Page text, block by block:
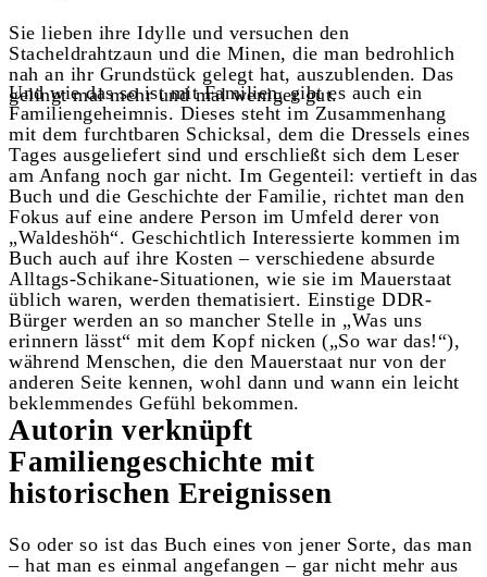
Sie lieben ihre Idylle und versuchen den
Stacheldrahtzaun und die Minen, die man bedrohlich
nah an ihr Grundstück gelegt hat, auszublenden. Das
gelingt mal mehr und mal weniger gut.
Und wie das so ist mit Familien, gibt es auch ein
Familiengeheimnis. Dieses steht im Zusammenhang
mit dem furchtbaren Schicksal, dem die Dressels eines
Tages ausgeliefert sind und erschließt sich dem Leser
am Anfang noch gar nicht. Im Gegenteil: vertieft in das
Buch und die Geschichte der Familie, richtet man den
Fokus auf eine andere Person im Umfeld derer von
„Waldeshöh“. Geschichtlich Interessierte kommen im
Buch auch auf ihre Kosten – verschiedene absurde
Alltags-Schikane-Situationen, wie sie im Mauerstaat
üblich waren, werden thematisiert. Einstige DDR-
Bürger werden an so mancher Stelle in „Was uns
erinnern lässt“ mit dem Kopf nicken („So war das!“),
während Menschen, die den Mauerstaat nur von der
anderen Seite kennen, wohl dann und wann ein leicht
beklemmendes Gefühl bekommen.
Autorin verknüpft
Familiengeschichte mit
historischen Ereignissen
So oder so ist das Buch eines von jener Sorte, das man
– hat man es einmal angefangen – gar nicht mehr aus